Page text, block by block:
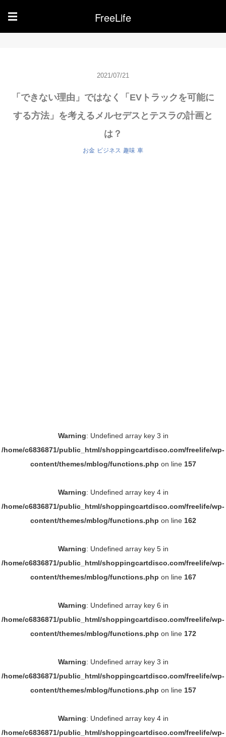
☰ FreeLife
2021/07/21
「できない理由」ではなく「EVトラックを可能に
する方法」を考えるメルセデスとテスラの計画と
は？
お金 ビジネス 趣味 車
Warning: Undefined array key 3 in
/home/c6836871/public_html/shoppingcartdisco.com/freelife/wp-
content/themes/mblog/functions.php on line 157
Warning: Undefined array key 4 in
/home/c6836871/public_html/shoppingcartdisco.com/freelife/wp-
content/themes/mblog/functions.php on line 162
Warning: Undefined array key 5 in
/home/c6836871/public_html/shoppingcartdisco.com/freelife/wp-
content/themes/mblog/functions.php on line 167
Warning: Undefined array key 6 in
/home/c6836871/public_html/shoppingcartdisco.com/freelife/wp-
content/themes/mblog/functions.php on line 172
Warning: Undefined array key 3 in
/home/c6836871/public_html/shoppingcartdisco.com/freelife/wp-
content/themes/mblog/functions.php on line 157
Warning: Undefined array key 4 in
/home/c6836871/public_html/shoppingcartdisco.com/freelife/wp-